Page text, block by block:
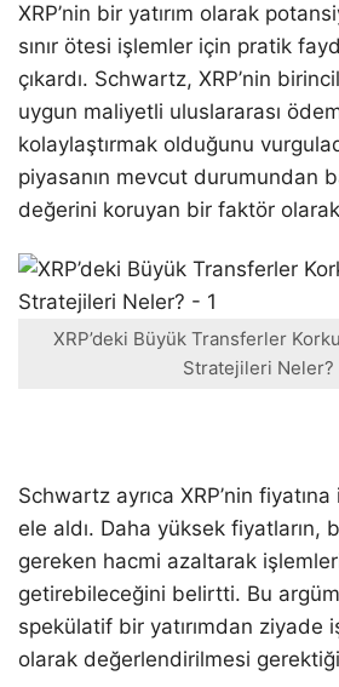
XRP’nin bir yatırım olarak
sınır ötesi işlemler için pratik
çıkardı. Schwartz, XRP’nin
uygun maliyetli uluslararası
kolaylaştırmak olduğunu
piyasanın mevcut durumundan
değerini koruyan bir faktör
XRP’deki Büyük Transferler
Stratejileri Neler?
Schwartz ayrıca XRP’nin
ele aldı. Daha yüksek fiyatların,
gereken hacmi azaltarak
getirebileceğini belirtti. Bu
spekülatif bir yatırımdan ziyade
olarak değerlendirilmesi